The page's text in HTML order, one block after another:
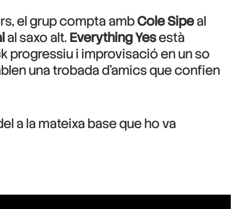
el grup compta ambCole Sipeal
al saxo alt. Everything Yesestà
progressiu i improvisació en un so
una trobada d’amics que confien
a la mateixa base que ho va